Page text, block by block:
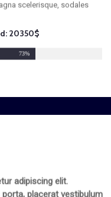
adipiscing elit.
placerat vestibulum